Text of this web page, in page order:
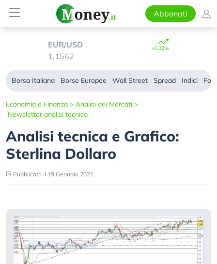
Abbonati
EUR/USD
1,1562
+0,32%
Borsa Italiana Borse Europee Wall Street Spread Indici
Economia e Finanza > Analisi dei Mercati >
Newsletter analisi tecnica
Analisi tecnica e Grafico:
Sterlina Dollaro
Pubblicato il 19 Gennaio 2021